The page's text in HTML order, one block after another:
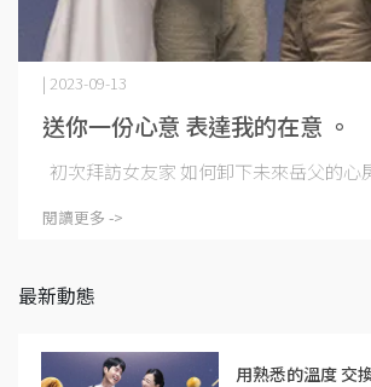
送你一份心意 表達我的在意 。
| 2023-09-13
初次拜訪女友家 如何卸下未來岳父的
閱讀更多 ->
最新動態
用熟悉的溫度 交